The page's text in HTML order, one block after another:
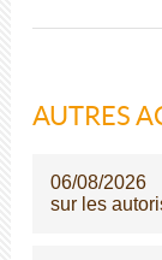
AUTRES
06/08/2026
sur les